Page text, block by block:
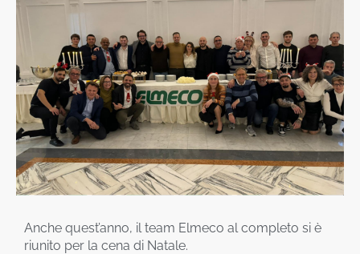
Anche quest’anno, il team Elmeco al completo si è
riunito per la cena di Natale.